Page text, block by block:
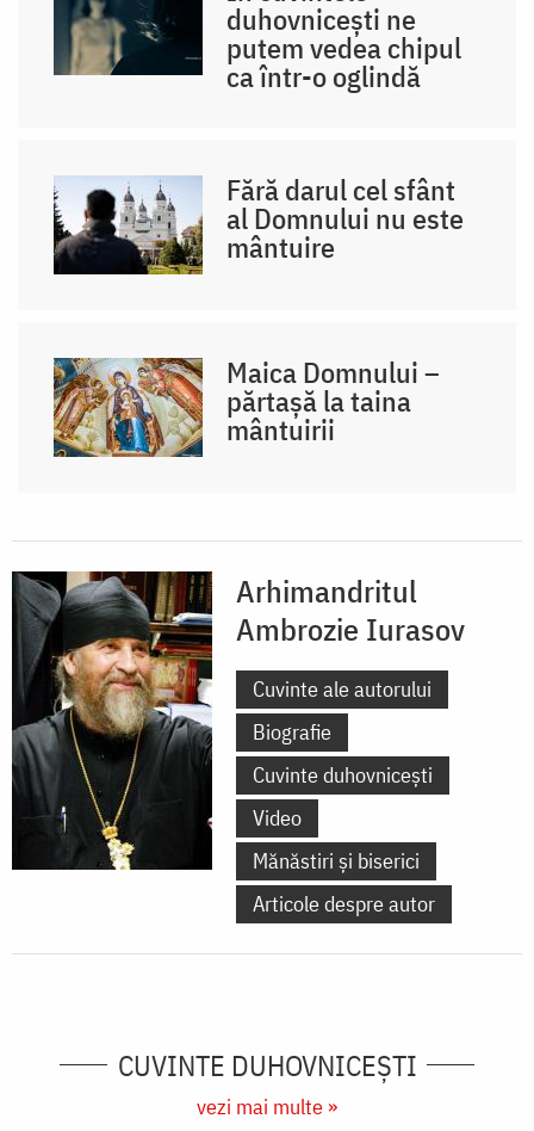
duhovnicești ne
putem vedea chipul
ca într-o oglindă
Fără darul cel sfânt
al Domnului nu este
mântuire
Maica Domnului –
părtașă la taina
mântuirii
Arhimandritul
Ambrozie Iurasov
Cuvinte ale autorului
Biografie
Cuvinte duhovnicești
Video
Mănăstiri și biserici
Articole despre autor
CUVINTE DUHOVNICEȘTI
vezi mai multe »